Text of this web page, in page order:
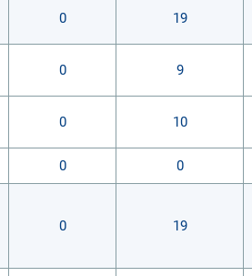
0 19
0 9
0 10
0 0
0 19